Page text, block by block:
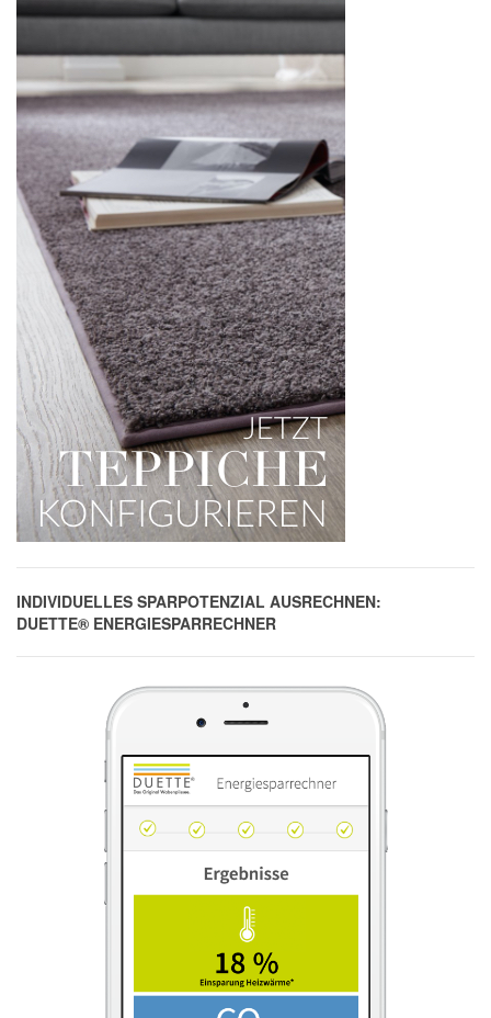
INDIVIDUELLES SPARPOTENZIAL AUSRECHNEN:
DUETTE® ENERGIESPARRECHNER